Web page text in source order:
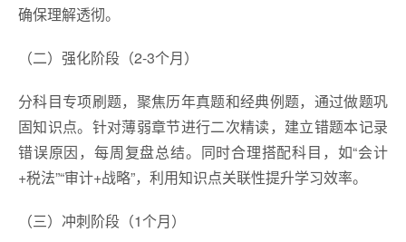
确保理解透彻。
（二）强化阶段（2-3个月）
分科目专项刷题，聚焦历年真题和经典例题，通过做题巩
固知识点。针对薄弱章节进行二次精读，建立错题本记录
错误原因，每周复盘总结。同时合理搭配科目，如“会计
+税法”“审计+战略”，利用知识点关联性提升学习效率。
（三）冲刺阶段（1个月）